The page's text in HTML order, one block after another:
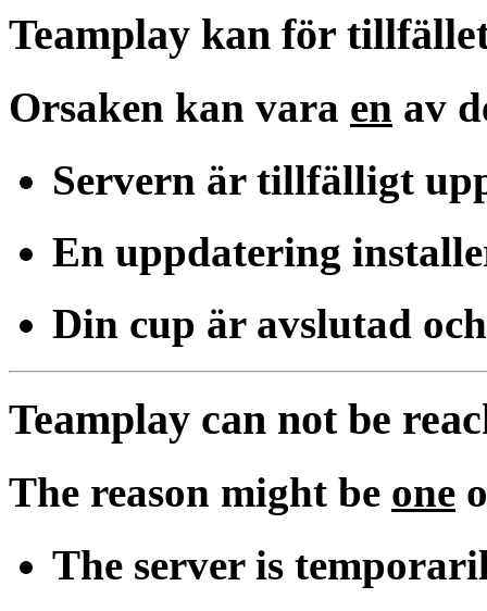
Teamplay kan för
Orsaken kan vara en av
Servern är tillfälligt
En uppdatering
Din cup är avslutad
Teamplay can not be
The reason might be one
The server is